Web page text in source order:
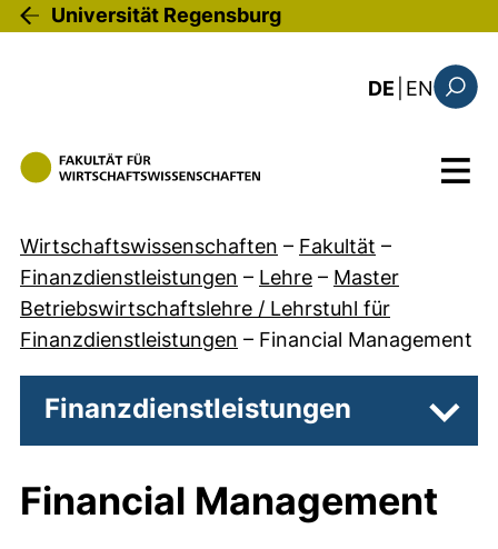
Direkt zum Inhalt
Universität Regensburg
DE EN: the
Menü
Wirtschaftswissenschaften – Fakultät –
Finanzdienstleistungen – Lehre – Master
Betriebswirtschaftslehre / Lehrstuhl für
Finanzdienstleistungen – Financial Management
Finanzdienstleistungen
Financial Management